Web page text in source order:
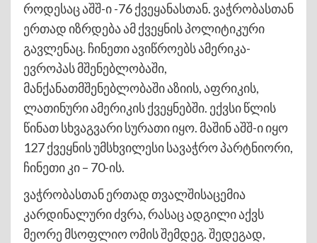
როდესაც აშშ-ი -76 ქვეყანასთან. ვაჭრობასთან
ერთად იზრდება ამ ქვეყნის პოლიტიკური
გავლენაც. ჩინეთი ავიწროებს ამერიკა-
ევროპას მშენებლობაში,
მანქანათმშენებლობაში აზიის, აფრიკის,
ლათინური ამერიკის ქვეყნებში. ექვსი წლის
წინათ სხვაგვარი სურათი იყო. მაშინ აშშ-ი იყო
127 ქვეყნის უმსხვილესი სავაჭრო პარტნიორი,
ჩინეთი კი – 70-ის.
ვაჭრობასთან ერთად თვალშისაცემია
კარდინალური ძვრა, რასაც ადგილი აქვს
მეორე მსოფლიო ომის შემდეგ. შედეგად,